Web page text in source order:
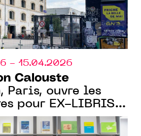
- 15.04.2026
Calouste
, Paris, ouvre les
pour EX-LIBRIS,
résidence
cœur de la